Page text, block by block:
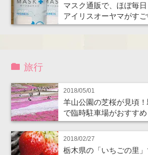
マスク通販で、ほぼ毎
アイリスオーヤマがすご
旅行
2018/05/01
羊山公園の芝桜が見頃
で臨時駐車場がおすすめ
2018/02/27
栃木県の「いちごの里